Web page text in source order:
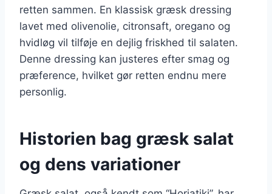
retten sammen. En klassisk græsk dressing
lavet med olivenolie, citronsaft, oregano og
hvidløg vil tilføje en dejlig friskhed til salaten.
Denne dressing kan justeres efter smag og
præference, hvilket gør retten endnu mere
personlig.
Historien bag græsk salat
og dens variationer